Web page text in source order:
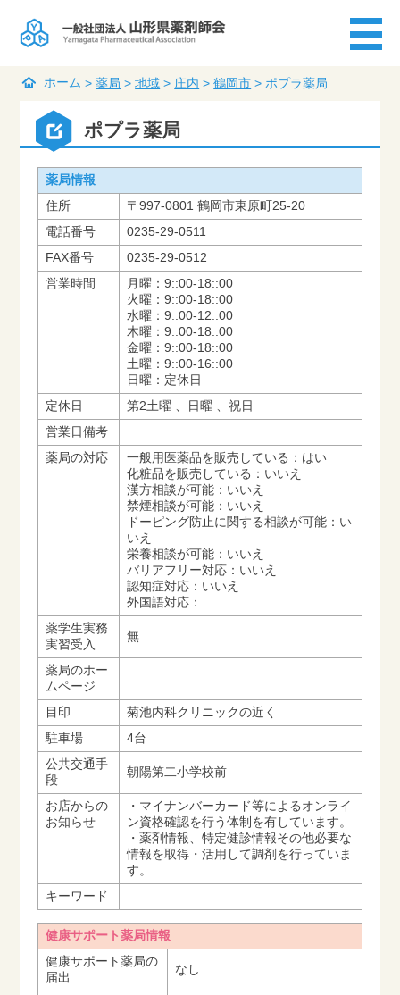
ホーム >薬局 >地域 > 庄内 >鶴岡市 > ポプラ薬局
ポプラ薬局
薬局情報
住所
〒997-0801 鶴岡市東原町25-20
電話番号
0235-29-0511
FAX番号
0235-29-0512
営業時間
月曜：9::00-18::00
火曜：9::00-18::00
水曜：9::00-12::00
木曜：9::00-18::00
金曜：9::00-18::00
土曜：9::00-16::00
日曜：定休日
定休日
第2土曜 、日曜 、祝日
営業日備考
薬局の対応
一般用医薬品を販売している：はい
化粧品を販売している：いいえ
漢方相談が可能：いいえ
禁煙相談が可能：いいえ
ドーピング防止に関する相談が可能：い
いえ
栄養相談が可能：いいえ
バリアフリー対応：いいえ
認知症対応：いいえ
外国語対応：
薬学生実務
実習受入
無
薬局のホー
ムページ
目印
菊池内科クリニックの近く
駐車場
4台
公共交通手
段
朝陽第二小学校前
お店からの
お知らせ
・マイナンバーカード等によるオンライ
ン資格確認を行う体制を有しています。
・薬剤情報、特定健診情報その他必要な
情報を取得・活用して調剤を行っていま
す。
キーワード
健康サポート薬局情報
健康サポート薬局の
届出
なし